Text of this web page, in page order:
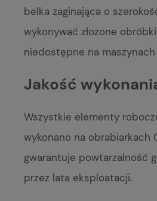
belka zaginająca o
wykonywać złożone
niedostępne na maszynach
Jakość
Wszystkie elementy
wykonano na obrabiarkach
gwarantuje powtarzalność
przez lata eksploatacji.